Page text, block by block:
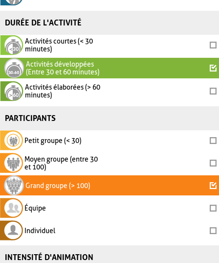
DURÉE DE L'ACTIVITÉ
Activités courtes (< 30
minutes)
Activités développées
(Entre 30 et 60 minutes)
Activités élaborées (> 60
minutes)
PARTICIPANTS
Petit groupe (< 30)
Moyen groupe (entre 30
et 100)
Grand groupe (> 100)
Équipe
Individuel
INTENSITÉ D'ANIMATION